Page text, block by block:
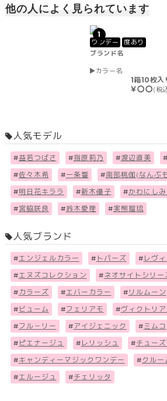
他の人によく見られています
1
ワンデー
度あり
ブランド名
カラー名
1箱10枚入
￥〇〇(税
人気モデル
#益若つばさ #指原莉乃 #渡辺直美 #
#佐々木希 #一条響 #南部桃伽(なんぶ
#明日花キララ #新木優子 #かわにしみ
#宮脇咲良 #鈴木愛理 #実熊瑠琉
人気ブランド
#エンジェルカラー # トパーズ # レヴ
#エヌズコレクション #ネオサイトシリー
# カラーズ #エバーカラー # リルムーン
# ビューム #フェリアモ #ヴィクトリ
#フル－リー #アイジェニック #ミムコ
# ピエナージュ # レリッシュ #チュー
#キャンディーマジックワンデー #クルー
#エルージュ #チェリッタ